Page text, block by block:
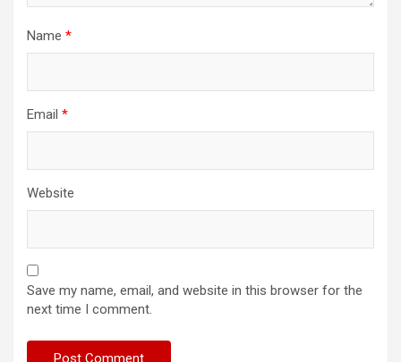
Name *
Email *
Website
Save my name, email, and website in this browser for the
next time I comment.